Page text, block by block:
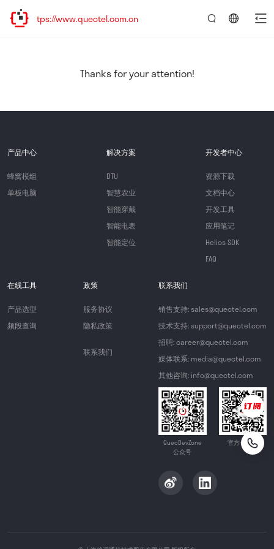
址：https://www.quectel.com.cn
Thanks for your attention!
产品中心
蜂窝模组
单板电脑
解决方案
DTU
智慧农业
智能穿戴
智能电表
智能定位
开发者中心
资源下载
文档中心
开发工具
应用笔记
Helios SDK
FAQ
在线工具
产品选型
频段查询
政策
服务协议
隐私政策
联系我们
联系我们
销售支持: sales@quectel.com
技术支持: support@quectel.com
招聘: career@quectel.com
媒体联系: media@quectel.com
其他咨询: info@quectel.com
QuecDevZone
公众号
官方公众号